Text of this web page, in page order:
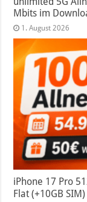
Mbits im
1. August 2026
iPhone 17 Pro
Flat (+10GB